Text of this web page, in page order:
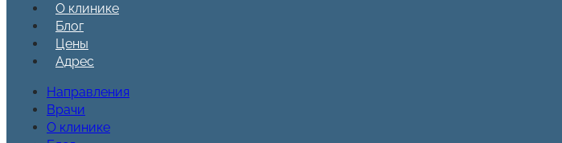
О клинике
Блог
Цены
Адрес
Направления
Врачи
О клинике